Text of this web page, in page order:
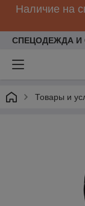
Наличие на
СПЕЦОДЕЖДА И
Товары и